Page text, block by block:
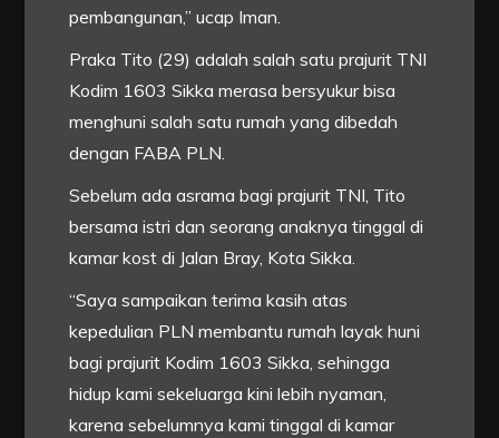
pembangunan,” ucap Iman.
Praka Tito (29) adalah salah satu prajurit TNI
Kodim 1603 Sikka merasa bersyukur bisa
menghuni salah satu rumah yang dibedah
dengan FABA PLN.
Sebelum ada asrama bagi prajurit TNI, Tito
bersama istri dan seorang anaknya tinggal di
kamar kost di Jalan Bray, Kota Sikka.
“Saya sampaikan terima kasih atas
kepedulian PLN membantu rumah layak huni
bagi prajurit Kodim 1603 Sikka, sehingga
hidup kami sekeluarga kini lebih nyaman,
karena sebelumnya kami tinggal di kamar